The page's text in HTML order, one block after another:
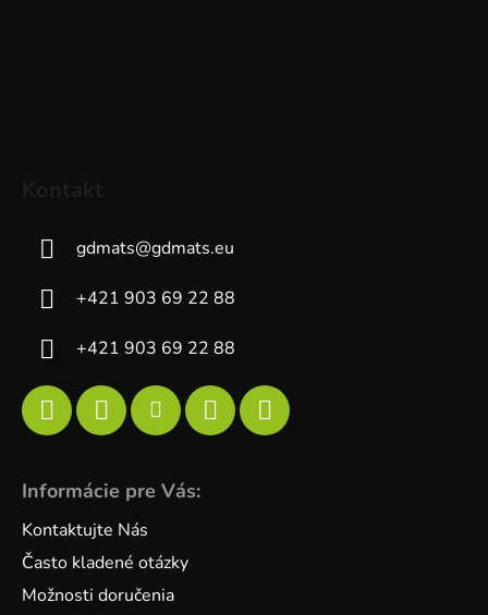
gdmats@gdmats.eu
+421 903 69 22 88
+421 903 69 22 88
Informácie pre Vás:
Kontaktujte Nás
Často kladené otázky
Možnosti doručenia